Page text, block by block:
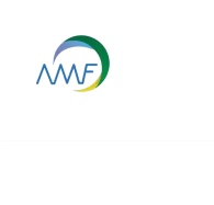
Lompat